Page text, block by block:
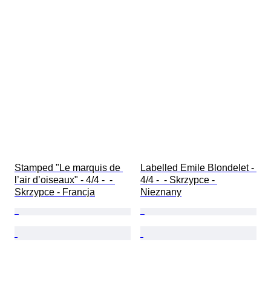
Stamped "Le marquis de
l’air d’oiseaux" - 4/4 -  -
Skrzypce - Francja
Labelled Emile Blondelet -
4/4 -  - Skrzypce -
Nieznany